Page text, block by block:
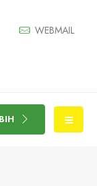
WEBMAIL